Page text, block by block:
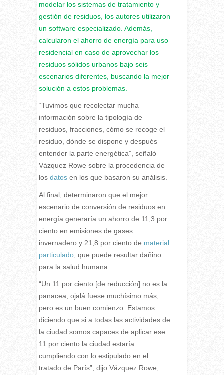
modelar los sistemas de tratamiento y
gestión de residuos, los autores utilizaron
un software especializado. Además,
calcularon el ahorro de energía para uso
residencial en caso de aprovechar los
residuos sólidos urbanos bajo seis
escenarios diferentes, buscando la mejor
solución a estos problemas.
“Tuvimos que recolectar mucha
información sobre la tipología de
residuos, fracciones, cómo se recoge el
residuo, dónde se dispone y después
entender la parte energética”, señaló
Vázquez Rowe sobre la procedencia de
los datosen los que basaron su análisis.
Al final, determinaron que el mejor
escenario de conversión de residuos en
energía generaría un ahorro de 11,3 por
ciento en emisiones de gases
invernadero y 21,8 por ciento de material
particulado, que puede resultar dañino
para la salud humana.
“Un 11 por ciento [de reducción] no es la
panacea, ojalá fuese muchísimo más,
pero es un buen comienzo. Estamos
diciendo que si a todas las actividades de
la ciudad somos capaces de aplicar ese
11 por ciento la ciudad estaría
cumpliendo con lo estipulado en el
tratado de París”, dijo Vázquez Rowe,